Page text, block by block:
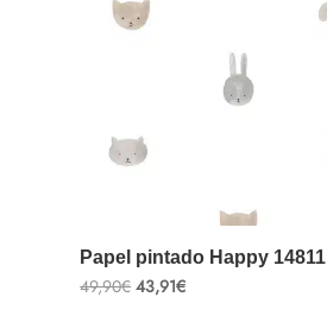
Papel pintado Happy 14811
49,90€ El
precio
43,91€El